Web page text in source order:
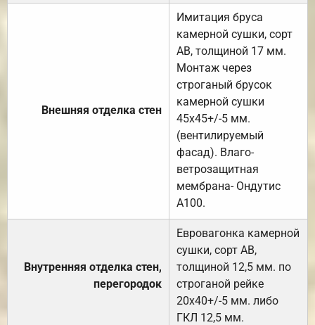
Внешняя отделка стен
Имитация бруса
камерной сушки, сорт
АВ, толщиной 17 мм.
Монтаж через
строганый брусок
камерной сушки
45х45+/-5 мм.
(вентилируемый
фасад). Влаго-
ветрозащитная
мембрана- Ондутис
А100.
Внутренняя отделка стен,
перегородок
Евровагонка камерной
сушки, сорт АВ,
толщиной 12,5 мм. по
строганой рейке
20х40+/-5 мм. либо
ГКЛ 12,5 мм.